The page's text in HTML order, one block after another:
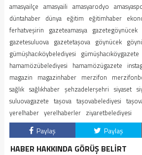
amasyailçe amasyaili amasyarodyo
düntahaber dünya eğitim eğitimhaber
ferhatveşirin gazeteamasya gazetegöynücek
gazetesuluova gazetetaşova göynücek
gümüşhacıköybelediyesi gümüşhacıköygazete
hamamözübelediyesi hamamözügazete
magazin magazinhaber merzifon
sağlık sağlıkhaber şehzadelerşehri siyaset
suluovagazete taşova taşovabelediyesi
yerelhaber yerelhaberler ziyaretbelediyesi
Paylaş Paylaş
HABER HAKKINDA GÖRÜŞ BELİRT